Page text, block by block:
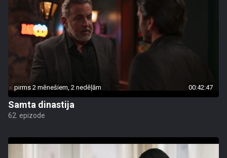
pirms 2 mēnešiem, 2 nedēļām 00:42:47
Samta dinastija
62. epizode